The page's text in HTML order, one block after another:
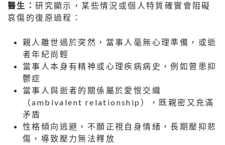
醫生：研究顯示，某些情況或個人特質確實會阻礙
哀傷的復原過程：
親人離世過於突然，當事人毫無心理準備，或逝
者年紀尚輕
當事人本身有精神或心理疾病病史，例如曾患抑
鬱症
當事人與逝者的關係屬於愛恨交織
（ambivalent relationship），既親密又充滿
矛盾
性格傾向逃避，不願正視自身情緒，長期壓抑悲
傷，導致壓力無法釋放